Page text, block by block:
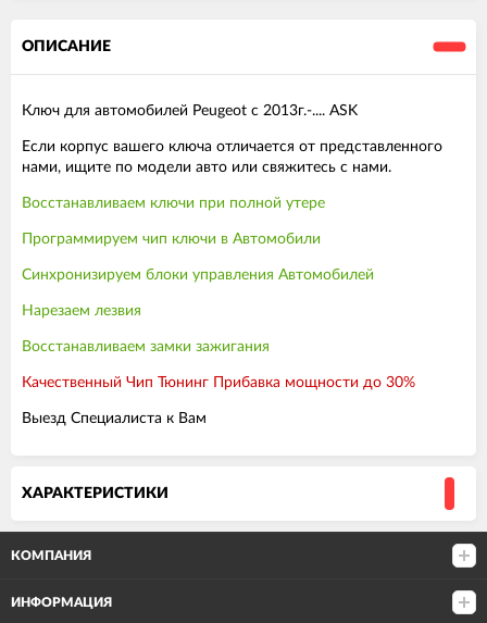
ОПИСАНИЕ
Ключ для автомобилей Peugeot c 2013г.-.... ASK
Если корпус вашего ключа отличается от представленного
нами, ищите по модели авто или свяжитесь с нами.
Восстанавливаем ключи при полной утере
Программируем чип ключи в Автомобили
Синхронизируем блоки управления Автомобилей
Нарезаем лезвия
Восстанавливаем замки зажигания
Качественный Чип Тюнинг Прибавка мощности до 30%
Выезд Специалиста к Вам
ХАРАКТЕРИСТИКИ
КОМПАНИЯ
ИНФОРМАЦИЯ